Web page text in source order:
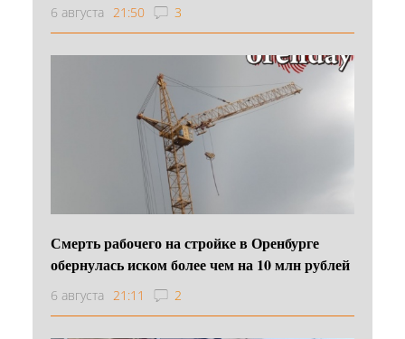
6 августа 21:50 3
Смерть рабочего на стройке в Оренбурге
обернулась иском более чем на 10 млн рублей
6 августа 21:11 2